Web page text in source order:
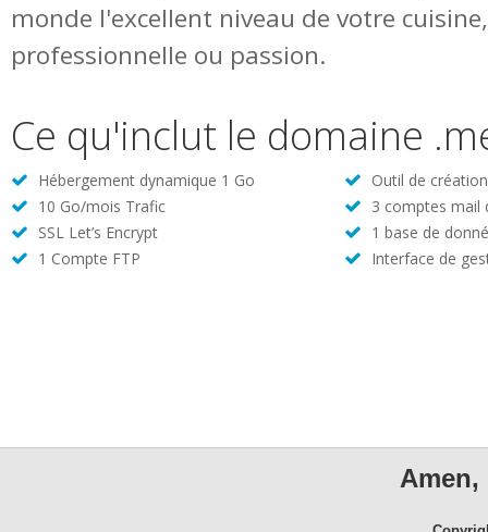
monde l'excellent niveau de votre
professionnelle ou passion.
Ce qu'inclut le domaine
Hébergement dynamique 1 Go
Outil de
10 Go/mois Trafic
3 comptes mail
SSL Let’s Encrypt
1 base de
1 Compte FTP
Interface de